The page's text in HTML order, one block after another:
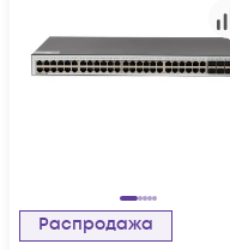
Распродажа